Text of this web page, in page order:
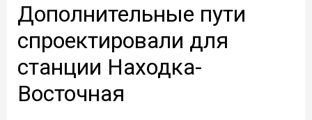
Дополнительные пути
спроектировали для
станции Находка-
Восточная